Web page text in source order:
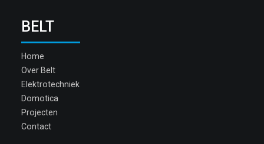
BELT
Home
Over Belt
Elektrotechniek
Domotica
Projecten
Contact